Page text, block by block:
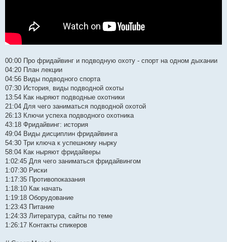
00:00 Про фридайвинг и подводную охоту - спорт на одном дыхании
04:20 План лекции
04:56 Виды подводного спорта
07:30 История, виды подводной охоты
13:54 Как ныряют подводные охотники
21:04 Для чего заниматься подводной охотой
26:13 Ключи успеха подводного охотника
43:18 Фридайвинг: история
49:04 Виды дисциплин фридайвинга
54:30 Три ключа к успешному нырку
58:04 Как ныряют фридайверы
1:02:45 Для чего заниматься фридайвингом
1:07:30 Риски
1:17:35 Противопоказания
1:18:10 Как начать
1:19:18 Оборудование
1:23:43 Питание
1:24:33 Литература, сайты по теме
1:26:17 Контакты спикеров